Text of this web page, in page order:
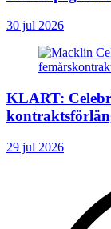
30 jul 2026
KLART:
29 jul 2026